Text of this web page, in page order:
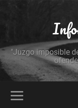
"Juzgo imposible